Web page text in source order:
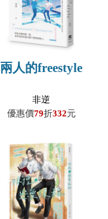
兩人的freestyle
非逆
優惠價79折332元